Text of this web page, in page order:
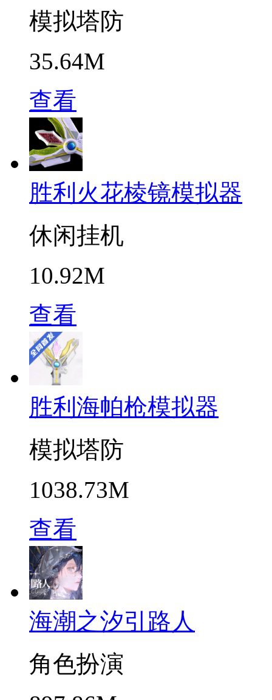
模拟塔防
35.64M
查看
胜利火花棱镜模拟器
休闲挂机
10.92M
查看
胜利海帕枪模拟器
模拟塔防
1038.73M
查看
海潮之汐引路人
角色扮演